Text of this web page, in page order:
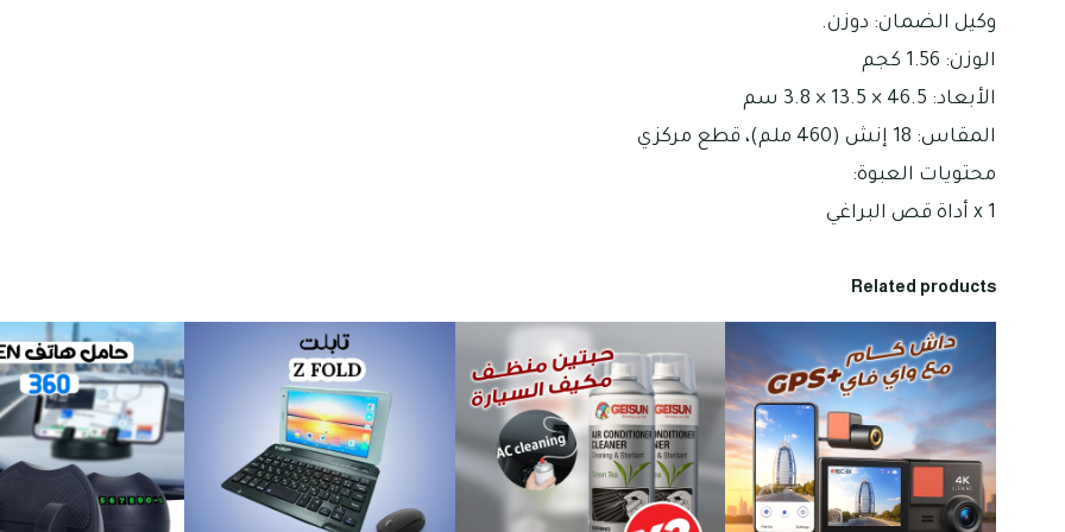
وكيل الضمان: دوزن.
الوزن: 1.56 كجم
الأبعاد: 46.5 × 13.5 × 3.8 سم
المقاس: 18 إنش (460 ملم)، قطع مركزي
محتويات العبوة:
1 x أداة قص البراغي
Related products